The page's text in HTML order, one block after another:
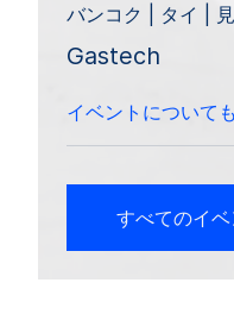
バンコク | タイ |
Gastech
イベントについて
すべてのイ